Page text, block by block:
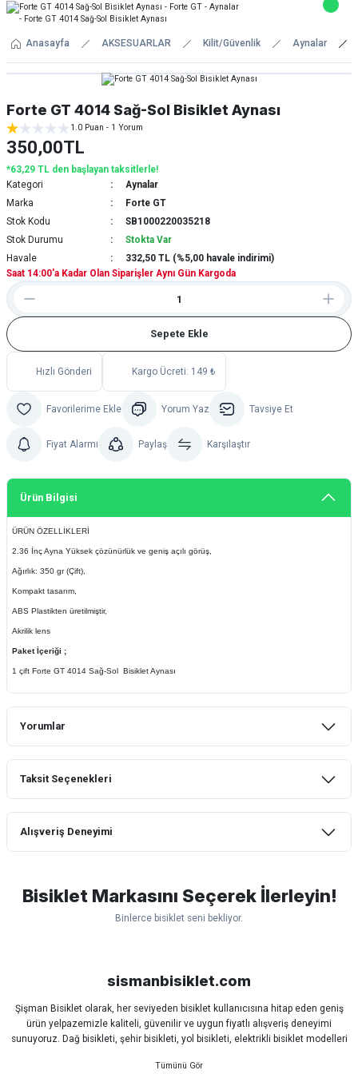
Anasayfa AKSESUARLAR Kilit/Güvenlik Aynalar
Forte GT 4014 Sağ-Sol Bisiklet Aynası
1.0 Puan - 1 Yorum
350,00TL
*63,29 TL den başlayan taksitlerle!
Kategori
Aynalar
Marka
Forte GT
Stok Kodu
SB1000220035218
Stok Durumu
Stokta Var
Havale
332,50 TL (%5,00 havale indirimi)
Saat 14:00'a Kadar Olan Siparişler Aynı Gün Kargoda
Sepete Ekle
Hızlı Gönderi Kargo Ücreti: 149 ₺
Yorum Yaz Tavsiye Et
Fiyat Alarmı Paylaş Karşılaştır
Ürün Bilgisi
ÜRÜN ÖZELLİKLERİ
2.36 İnç Ayna Yüksek çözünürlük ve geniş açılı görüş,
Ağırlık: 350 gr (Çift),
Kompakt tasarım,
ABS Plastikten üretilmiştir,
Akrilik lens
Paket İçeriği ;
1 çift Forte GT 4014 Sağ-Sol Bisiklet Aynası
Yorumlar
Kesinlikle sıkıntılı ürün
Taksit Seçenekleri
Alışveriş Deneyimi
lastik yanak kısmından 3cm yarıldı ama
normal sürüşe uygun
Bahriye Akay Tan | 21/07/2026
Siparişim problemsiz geldi teşekkürler.
Bisiklet Markasını Seçerek İlerleyin!
Binlerce bisiklet seni bekliyor.
sismanbisiklet.com
Şişman Bisiklet olarak, her seviyeden bisiklet kullanıcısına hitap eden geniş
ürün yelpazemizle kaliteli, güvenilir ve uygun fiyatlı alışveriş deneyimi
sunuyoruz. Dağ bisikleti, şehir bisikleti, yol bisikleti, elektrikli bisiklet modelleri
Sürüş keyfinizi artırmak için dünyanın önde gelen markalarına ait bisiklet